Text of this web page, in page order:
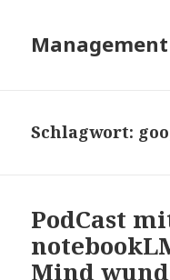
Management
Schlagwort:
PodCast
Mind